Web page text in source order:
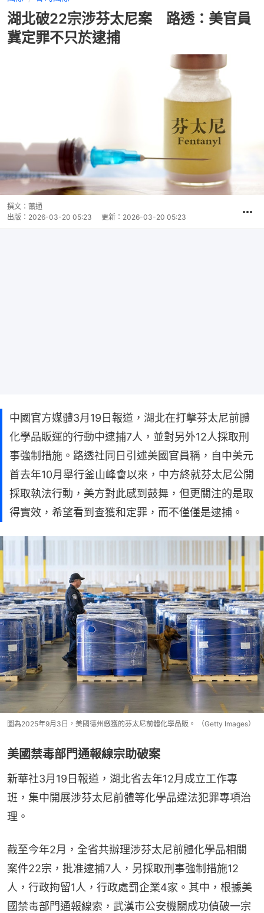
湖北破22宗涉芬太尼案 路透：美官員
冀定罪不只於逮捕
撰文： 蕭通
出版： 2026-03-20 05:23 更新： 2026-03-20 05:23
中國官方媒體3月19日報道，湖北在打擊芬太尼前體
化學品販運的行動中逮捕7人，並對另外12人採取刑
事強制措施。路透社同日引述美國官員稱，自中美元
首去年10月舉行釜山峰會以來，中方終就芬太尼公開
採取執法行動，美方對此感到鼓舞，但更關注的是取
得實效，希望看到查獲和定罪，而不僅僅是逮捕。
圖為2025年9月3日，美國德州繳獲的芬太尼前體化學品販。 （Getty Images）
美國禁毒部門通報線宗助破案
新華社3月19日報道，湖北省去年12月成立工作專
班，集中開展涉芬太尼前體等化學品違法犯罪專項治
理。
截至今年2月，全省共辦理涉芬太尼前體化學品相關
案件22宗，批准逮捕7人，另採取刑事強制措施12
人，行政拘留1人，行政處罰企業4家。其中，根據美
國禁毒部門通報線索，武漢市公安機關成功偵破一宗